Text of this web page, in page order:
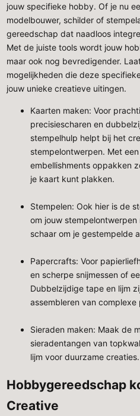
jouw specifieke hobby. Of je nu
modelbouwer, schilder of
gereedschap dat naadloos
Met de juiste tools wordt jouw
maar ook nog bevredigender.
mogelijkheden die deze
jouw unieke creatieve uitingen.
Kaarten maken: Voor
precisiescharen en
stempelhulp helpt bij het
stempelontwerpen. Met
embellishments oppakken
je kaart kunt plakken.
Stempelen: Ook hier is de
om jouw stempelontwerpen
schaar om je gestempelde
Papercrafts: Voor
en scherpe snijmessen of
Dubbelzijdige tape en lijm
assembleren van
Sieraden maken: Maak de
sieradentangen van
lijm voor duurzame creaties.
Hobbygereedschap
Creative